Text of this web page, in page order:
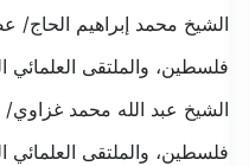
الشيخ محمد إبراهيم الحاج/
فلسطين، والملتقى
الشيخ عبد الله محمد غزاوي/
فلسطين، والملتقى